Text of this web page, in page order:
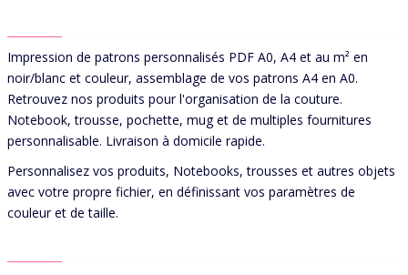
Impression de patrons personnalisés PDF A0, A4 et au m² en
noir/blanc et couleur, assemblage de vos patrons A4 en A0.
Retrouvez nos produits pour l'organisation de la couture.
Notebook, trousse, pochette, mug et de multiples fournitures
personnalisable. Livraison à domicile rapide.
Personnalisez vos produits, Notebooks, trousses et autres objets
avec votre propre fichier, en définissant vos paramètres de
couleur et de taille.